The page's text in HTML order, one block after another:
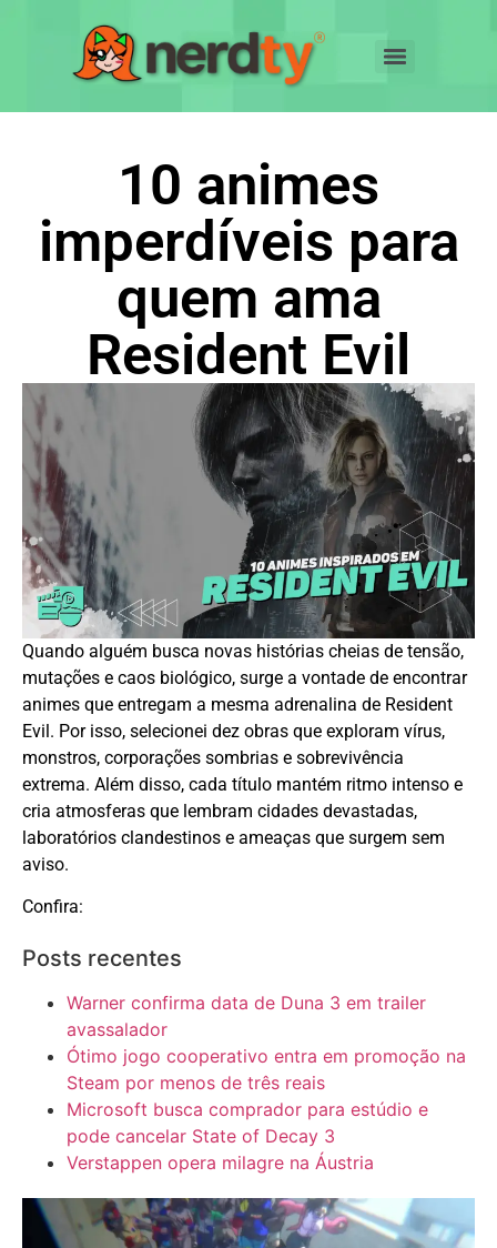
10 animes
imperdíveis para
quem ama
Resident Evil
Quando alguém busca novas histórias cheias de tensão,
mutações e caos biológico, surge a vontade de encontrar
animes que entregam a mesma adrenalina de Resident
Evil. Por isso, selecionei dez obras que exploram vírus,
monstros, corporações sombrias e sobrevivência
extrema. Além disso, cada título mantém ritmo intenso e
cria atmosferas que lembram cidades devastadas,
laboratórios clandestinos e ameaças que surgem sem
aviso.
Confira:
Posts recentes
Warner confirma data de Duna 3 em trailer
avassalador
Ótimo jogo cooperativo entra em promoção na
Steam por menos de três reais
Microsoft busca comprador para estúdio e
pode cancelar State of Decay 3
Verstappen opera milagre na Áustria